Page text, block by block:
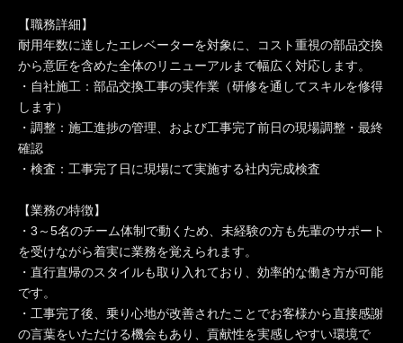
【職務詳細】
耐用年数に達したエレベーターを対象に、コスト重視の部品交換
から意匠を含めた全体のリニューアルまで幅広く対応します。
・自社施工：部品交換工事の実作業（研修を通してスキルを修得
します）
・調整：施工進捗の管理、および工事完了前日の現場調整・最終
確認
・検査：工事完了日に現場にて実施する社内完成検査
【業務の特徴】
・3～5名のチーム体制で動くため、未経験の方も先輩のサポート
を受けながら着実に業務を覚えられます。
・直行直帰のスタイルも取り入れており、効率的な働き方が可能
です。
・工事完了後、乗り心地が改善されたことでお客様から直接感謝
の言葉をいただける機会もあり、貢献性を実感しやすい環境で